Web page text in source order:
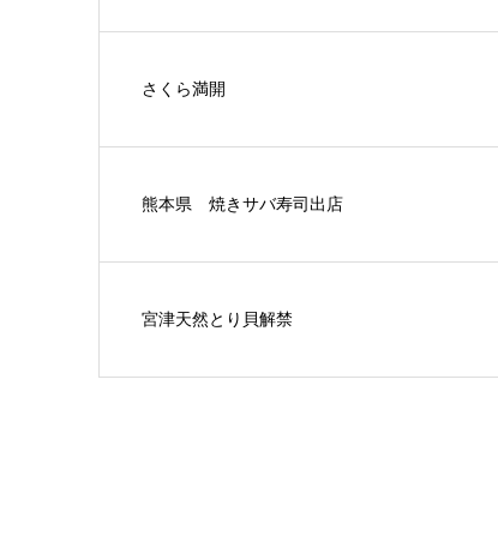
さくら満開
熊本県 焼きサバ寿司出店
宮津天然とり貝解禁